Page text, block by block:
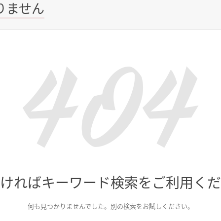
ません
ればキーワード検索をご利用く
何も見つかりませんでした。別の検索をお試しください。